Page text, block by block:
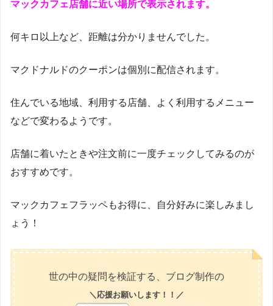
マックカフェ店舗に近い場所で表示されます。
何キロ以上など、距離は分かりませんでした。
マクドナルドのクーポンは個別に配信されます。
住んでいる地域、利用する店舗、よく利用するメニュー
などで変わるようです。
店舗に着いたときや注文前に一度チェックしてみるのが
おすすめです。
マックカフェフラッペもお得に、自分好みに楽しみまし
ょう！
世の中の疑問を検証する、ブログ制作の
＼応援お願いします！！／